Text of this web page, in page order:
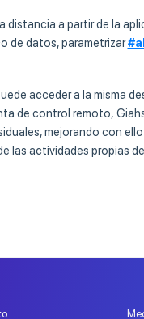
distancia a partir de la
de datos, parametrizar
acceder a la misma
de control remoto,
mejorando con
las actividades propias